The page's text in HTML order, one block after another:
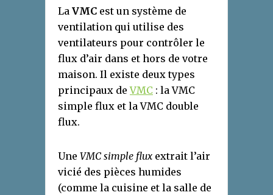
La VMC est un système de
ventilation qui utilise des
ventilateurs pour contrôler le
flux d’air dans et hors de votre
maison. Il existe deux types
principaux deVMC : la VMC
simple flux et la VMC double
flux.
Une VMC simple flux extrait l’air
vicié des pièces humides
(comme la cuisine et la salle de